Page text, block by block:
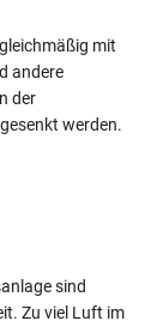
mit
andere
der
werden.
sind
Zu viel Luft im